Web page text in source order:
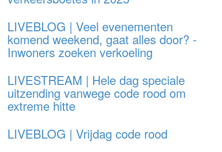
LIVEBLOG | Veel evenementen
komend weekend, gaat alles door? -
Inwoners zoeken verkoeling
LIVESTREAM | Hele dag speciale
uitzending vanwege code rood om
extreme hitte
LIVEBLOG | Vrijdag code rood